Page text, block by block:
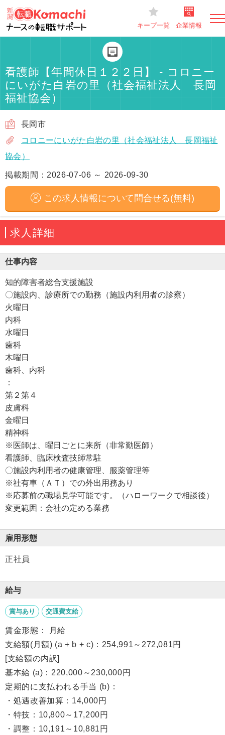
キープ一覧 企業情報
看護師【年間休日１２２日】 - コロニー
にいがた白岩の里（社会福祉法人 長岡
福祉協会）
長岡市
コロニーにいがた白岩の里（社会福祉法人 長岡福祉
協会）
掲載期間：2026-07-06 ～ 2026-09-30
この求人情報について問合せる(無料)
求人詳細
仕事内容
知的障害者総合支援施設
〇施設内、診療所での勤務（施設内利用者の診察）
火曜日
内科
水曜日
歯科
木曜日
歯科、内科
：
第２第４
皮膚科
金曜日
精神科
※医師は、曜日ごとに来所（非常勤医師）
看護師、臨床検査技師常駐
〇施設内利用者の健康管理、服薬管理等
※社有車（ＡＴ）での外出用務あり
※応募前の職場見学可能です。（ハローワークで相談後）
変更範囲：会社の定める業務
雇用形態
正社員
給与
賞与あり 交通費支給
賃金形態： 月給
支給額(月額) (a + b + c)：254,991～272,081円
[支給額の内訳]
基本給 (a)：220,000～230,000円
定期的に支払われる手当 (b)：
・処遇改善加算：14,000円
・特技：10,800～17,200円
・調整：10,191～10,881円